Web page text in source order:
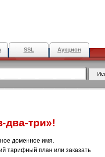
SSL Аукцион
два-три»!
доменное имя.
тарифный план или заказать